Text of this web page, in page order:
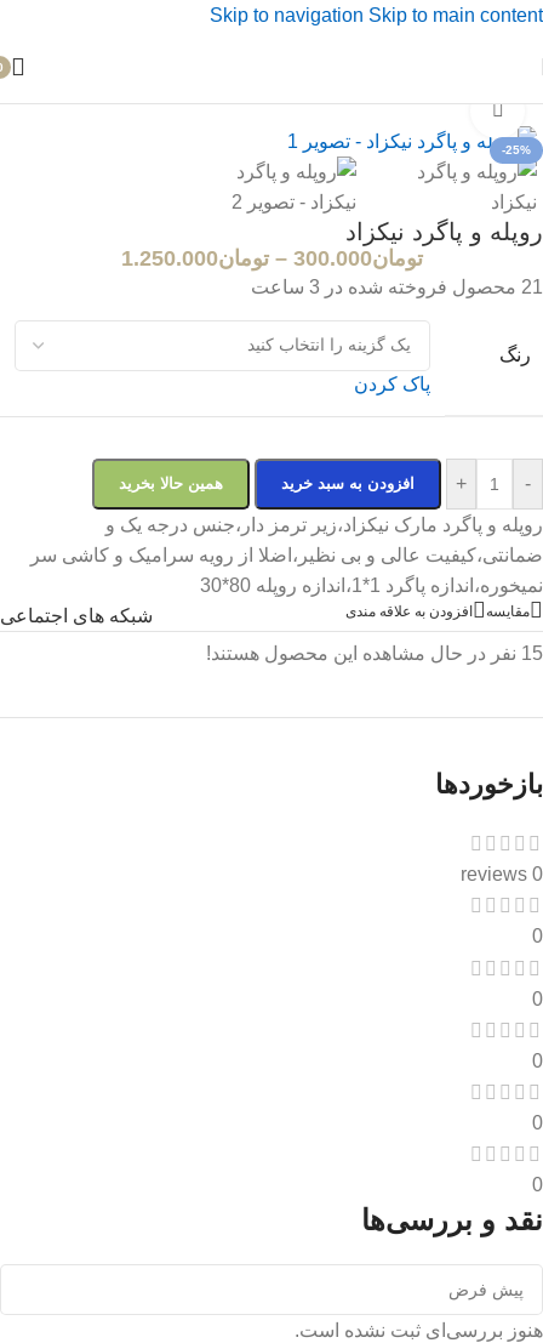
Skip to navigation Skip to main content
-25%
بزرگنمایی تصویر
روپله و پاگرد نیکزاد
تومان300.000
– تومان1.250.000
21 محصول فروخته شده در 3 ساعت
رنگ
پاک کردن
-
+ افزودن به سبد خرید همین حالا بخرید
روپله و پاگرد مارک نیکزاد،زیر ترمز دار،جنس درجه یک و
ضمانتی،کیفیت عالی و بی نظیر،اضلا از رویه سرامیک و کاشی سر
نمیخوره،اندازه پاگرد 1*1،اندازه روپله 80*30
مقایسه افزودن به علاقه مندی
شبکه های اجتماعی
15 نفر در حال مشاهده این محصول هستند!
بازخوردها
0 reviews
0
0
0
0
0
نقد و بررسی‌ها
هنوز بررسی‌ای ثبت نشده است.